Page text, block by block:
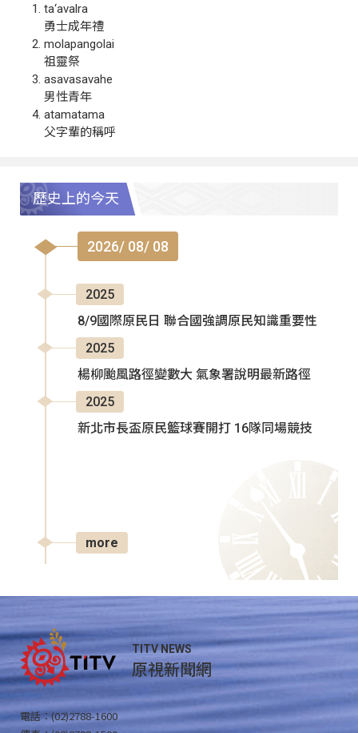
ta‘avalra
勇士成年禮
molapangolai
祖靈祭
asavasavahe
男性青年
atamatama
父字輩的稱呼
歷史上的今天
2026/ 08/ 08
2025
8/9國際原民日 聯合國強調原民知識重要性
2025
楊柳颱風路徑變數大 氣象署說明最新路徑
2025
新北市長盃原民籃球賽開打 16隊同場競技
more
TITV NEWS
原視新聞網
電話：(02)2788-1600